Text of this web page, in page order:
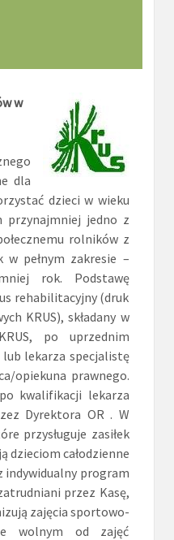
w
dla
dzieci w wieku
przynajmniej jedno z
rolników z
pełnym zakresie –
rok. Podstawę
rehabilitacyjny (druk
KRUS), składany w
po uprzednim
lekarza specjalistę
opiekuna prawnego.
kwalifikacji lekarza
Dyrektora OR . W
przysługuje zasiłek
dzieciom całodzienne
indywidualny program
przez Kasę,
zajęcia sportowo-
wolnym od zajęć